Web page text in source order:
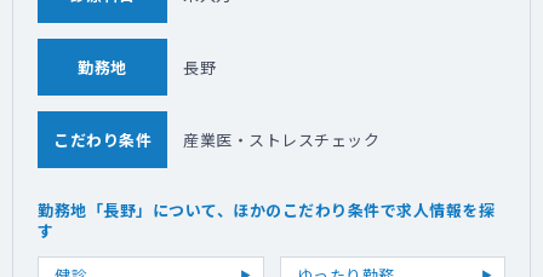
勤務地 長野
こだわり条件 産業医・ストレスチェック
勤務地「長野」について、ほかのこだわり条件で求人情報を探
す